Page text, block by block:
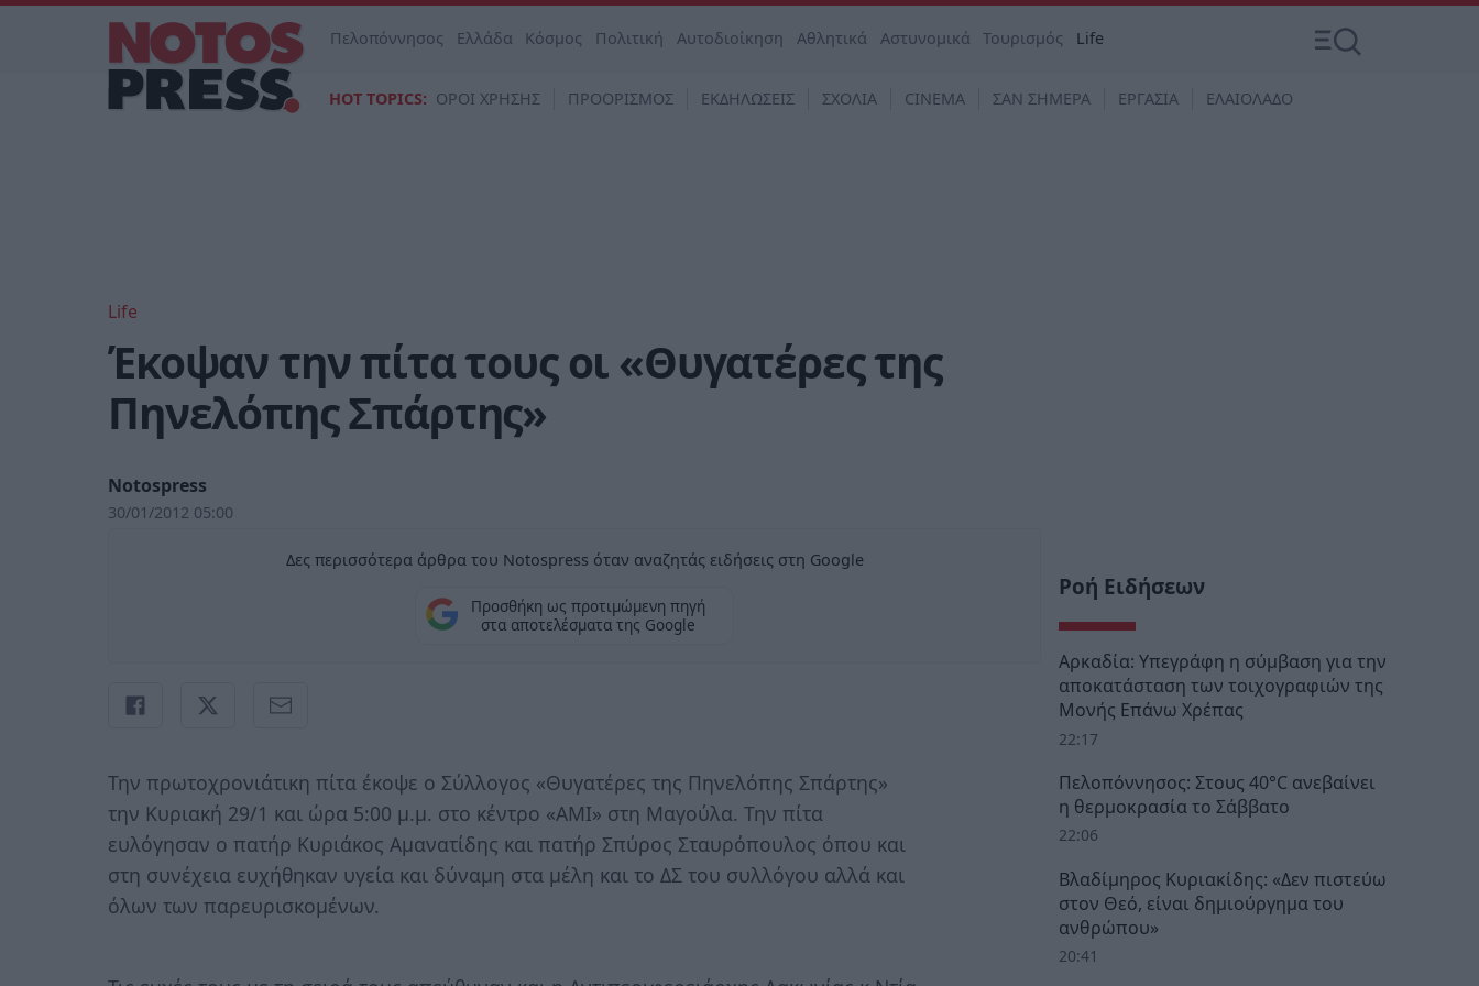
Πελοπόννησος Ελλάδα Κόσμος Πολιτική Αυτοδιοίκηση Αθλητικά Αστυνομικά Τουρισμός Life
HOT TOPICS: ΟΡΟΙ ΧΡΗΣΗΣ ΠΡΟΟΡΙΣΜΟΣ ΕΚΔΗΛΩΣΕΙΣ ΣΧΟΛΙΑ CINEMA ΣΑΝ ΣΗΜΕΡΑ ΕΡΓΑΣΙΑ ΕΛΑΙΟΛΑΔΟ
Life
Έκοψαν την πίτα τους οι «Θυγατέρες της
Πηνελόπης Σπάρτης»
Notospress
30/01/2012 05:00
Δες περισσότερα άρθρα του Notospress όταν αναζητάς ειδήσεις στη Google
Προσθήκη ως προτιμώμενη πηγή
στα αποτελέσματα της Google
Την πρωτοχρονιάτικη πίτα έκοψε ο Σύλλογος «Θυγατέρες της Πηνελόπης Σπάρτης»
την Κυριακή 29/1 και ώρα 5:00 μ.μ. στο κέντρο «AMI» στη Μαγούλα. Την πίτα
ευλόγησαν ο πατήρ Κυριάκος Αμανατίδης και πατήρ Σπύρος Σταυρόπουλος όπου και
στη συνέχεια ευχήθηκαν υγεία και δύναμη στα μέλη και το ΔΣ του συλλόγου αλλά και
όλων των παρευρισκομένων.
Ροή Ειδήσεων
Αρκαδία: Υπεγράφη η σύμβαση για την
αποκατάσταση των τοιχογραφιών της
Μονής Επάνω Χρέπας
22:17
Πελοπόννησος: Στους 40°C ανεβαίνει
η θερμοκρασία το Σάββατο
22:06
Βλαδίμηρος Κυριακίδης: «Δεν πιστεύω
στον Θεό, είναι δημιούργημα του
ανθρώπου»
20:41